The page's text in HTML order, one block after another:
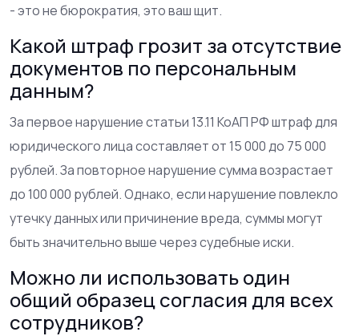
- это не бюрократия, это ваш щит.
Какой штраф грозит за отсутствие
документов по персональным
данным?
За первое нарушение статьи 13.11 КоАП РФ штраф для
юридического лица составляет от 15 000 до 75 000
рублей. За повторное нарушение сумма возрастает
до 100 000 рублей. Однако, если нарушение повлекло
утечку данных или причинение вреда, суммы могут
быть значительно выше через судебные иски.
Можно ли использовать один
общий образец согласия для всех
сотрудников?